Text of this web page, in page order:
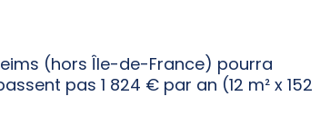
(hors Île-de-France) pourra
pas 1 824 € par an (12 m² x 152